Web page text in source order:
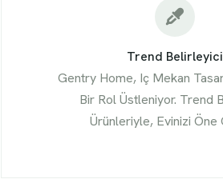
Trend Belirleyici
Gentry Home, Iç Mekan
Bir Rol Üstleniyor. Trend
Ürünleriyle, Evinizi Öne